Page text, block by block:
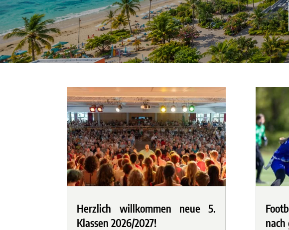
Herzlich willkommen neue 5.
Klassen 2026/2027!
nach